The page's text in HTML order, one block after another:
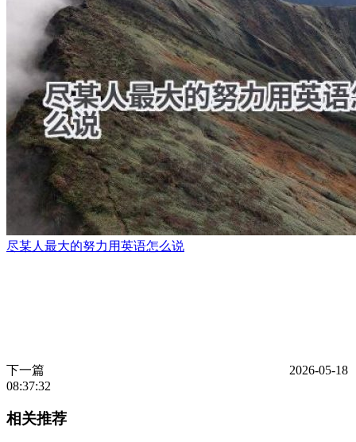
尽某人最大的努力用英语怎么说
下一篇
2026-05-18
08:37:32
相关推荐